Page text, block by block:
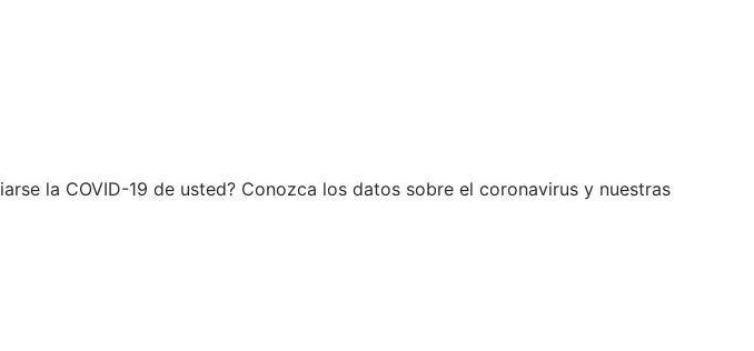
la COVID-19 de usted? Conozca los datos sobre el coronavirus y nuestras